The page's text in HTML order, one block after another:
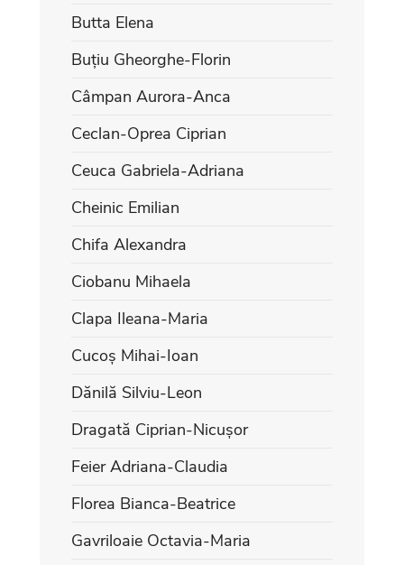
Butta Elena
Buțiu Gheorghe-Florin
Câmpan Aurora-Anca
Ceclan-Oprea Ciprian
Ceuca Gabriela-Adriana
Cheinic Emilian
Chifa Alexandra
Ciobanu Mihaela
Clapa Ileana-Maria
Cucoș Mihai-Ioan
Dănilă Silviu-Leon
Dragată Ciprian-Nicușor
Feier Adriana-Claudia
Florea Bianca-Beatrice
Gavriloaie Octavia-Maria